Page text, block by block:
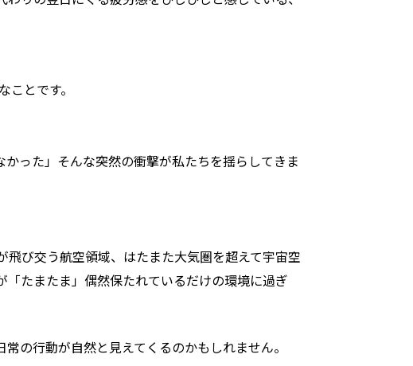
とです。
った」そんな突然の衝撃が私たちを揺らしてきま
び交う航空領域、はたまた大気圏を超えて宇宙空
たまたま」偶然保たれているだけの環境に過ぎ
の行動が自然と見えてくるのかもしれません。